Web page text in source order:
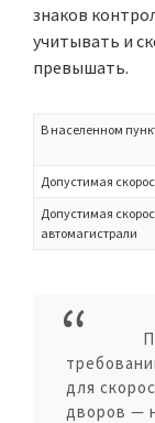
знаков
учитывать и
превышать.
В населенном
Допустимая
Допустимая
автомагистрали
для
дворов —